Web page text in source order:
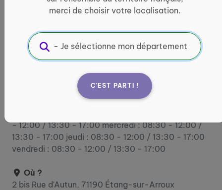
merci de choisir votre localisation.
C'EST PARTI !
France services Pôle de
proximité Etang sur Arroux
INFORMATIQUE ET ACCÈS AUX DROITS
Informations pratiques :
- 12:00 / 13:30 - 17:00 mercredi : 08:30 - 12:00 /
13:30 - 17:00 jeudi : 08:30 - 12:00 / 13:30 - 17:00
vendredi : 08:30 - 12:00 / 13:30 - 17:00
Où ?
2 bis Rue d'Autun, 71190 Étang-sur-Arroux